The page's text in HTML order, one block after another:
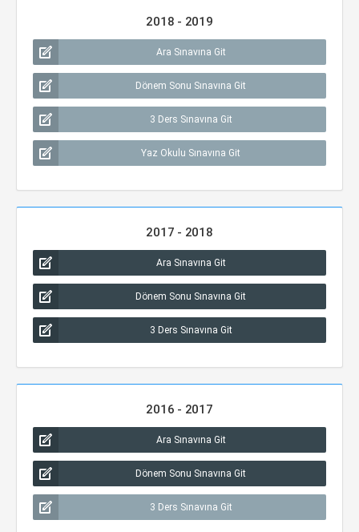
2018 - 2019
Ara Sınavına Git
Dönem Sonu Sınavına Git
3 Ders Sınavına Git
Yaz Okulu Sınavına Git
2017 - 2018
Ara Sınavına Git
Dönem Sonu Sınavına Git
3 Ders Sınavına Git
2016 - 2017
Ara Sınavına Git
Dönem Sonu Sınavına Git
3 Ders Sınavına Git